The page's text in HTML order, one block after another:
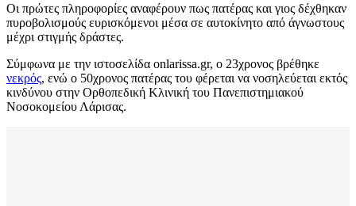
Οι πρώτες πληροφορίες αναφέρουν πως πατέρας και γιος δέχθηκαν
πυροβολισμούς ευρισκόμενοι μέσα σε αυτοκίνητο από άγνωστους
μέχρι στιγμής δράστες.
Σύμφωνα με την ιστοσελίδα onlarissa.gr, ο 23χρονος βρέθηκε
νεκρός, ενώ ο 50χρονος πατέρας του φέρεται να νοσηλεύεται εκτός
κινδύνου στην Ορθοπεδική Κλινική του Πανεπιστημιακού
Νοσοκομείου Λάρισας.